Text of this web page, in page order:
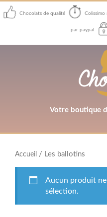
Chocolats de qualité Colissimo
par paypal
Votre boutique
Accueil / Les ballotins
Aucun produit
sélection.